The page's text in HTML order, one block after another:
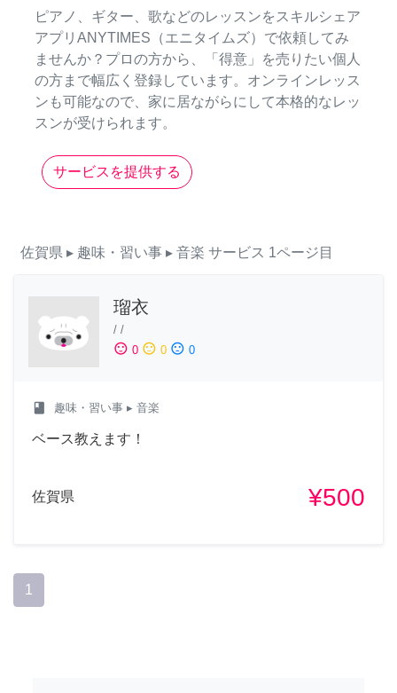
ピアノ、ギター、歌などのレッスンをスキルシェア
アプリANYTIMES（エニタイムズ）で依頼してみ
ませんか？プロの方から、「得意」を売りたい個人
の方まで幅広く登録しています。オンラインレッス
ンも可能なので、家に居ながらにして本格的なレッ
スンが受けられます。
サービスを提供する
佐賀県 ▸ 趣味・習い事 ▸ 音楽 サービス 1ページ目
瑠衣
/ /
sentiment_satisfied 0 sentiment_neutral 0 sentiment_dissatisfied 0
class 趣味・習い事 ▸ 音楽
ベース教えます！
佐賀県 ¥500
1